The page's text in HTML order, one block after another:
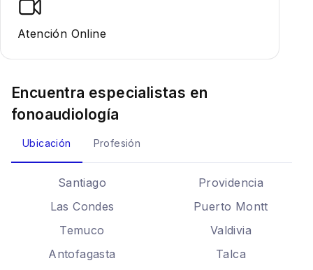
Atención Online
Encuentra especialistas en
fonoaudiología
Ubicación Profesión
Santiago
Providencia
Las Condes
Puerto Montt
Temuco
Valdivia
Antofagasta
Talca